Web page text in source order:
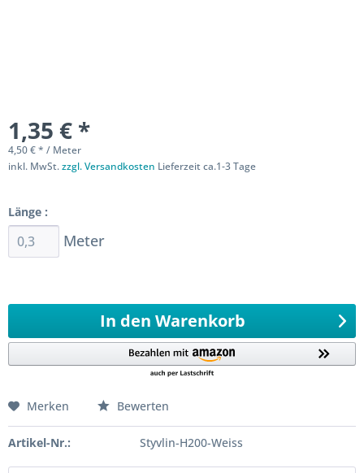
1,35 € *
4,50 € * / Meter
inkl. MwSt.zzgl. Versandkosten Lieferzeit ca.1-3 Tage
Länge :
Meter
In den Warenkorb
Merken Bewerten
Artikel-Nr.: Styvlin-H200-Weiss